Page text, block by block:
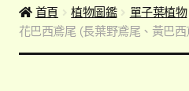
產品價格表
首頁 植物圖鑑 單子葉植物
花巴西鳶尾 (長葉野鳶尾、黃巴